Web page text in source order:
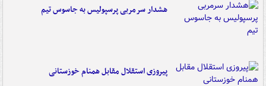
هشدار سرمربی پرسپولیس به جاسوس تیم
پیروزی استقلال مقابل همنام خوزستانی